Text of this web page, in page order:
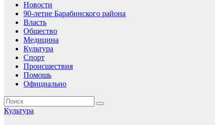
Новости
90-летие Барабинского района
Власть
Общество
Медицина
Культура
Спорт
Происшествия
Помошь
Официально
Культура